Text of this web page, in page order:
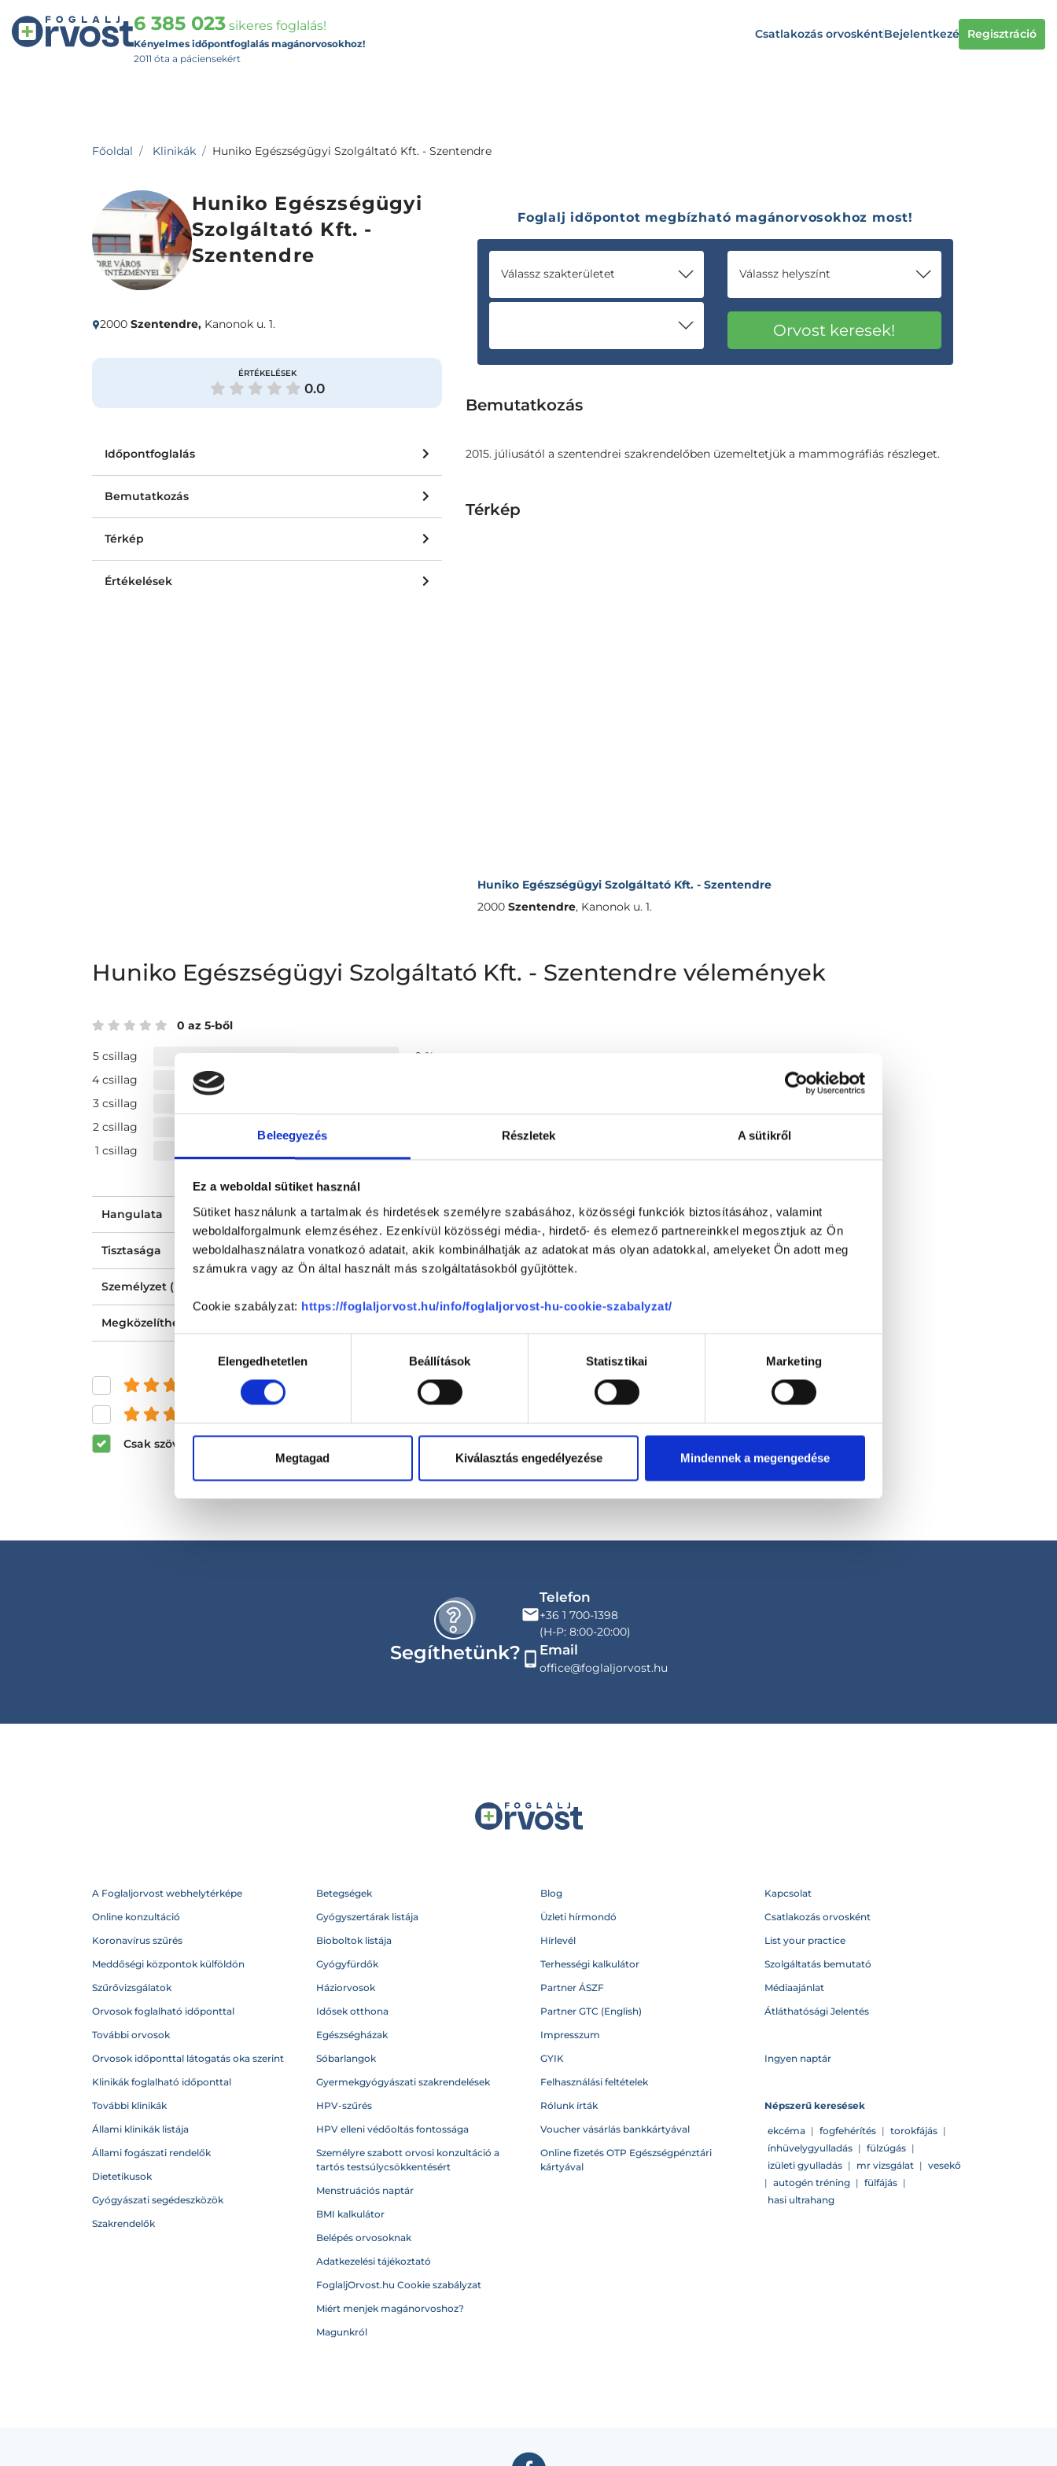
Beleegyezés Részletek A sütikről
Ez a weboldal sütiket használ
Sütiket használunk a tartalmak és hirdetések személyre szabásához, közösségi funkciók biztosításához, valamint
weboldalforgalmunk elemzéséhez. Ezenkívül közösségi média-, hirdető- és elemező partnereinkkel megosztjuk az Ön
weboldalhasználatra vonatkozó adatait, akik kombinálhatják az adatokat más olyan adatokkal, amelyeket Ön adott meg
számukra vagy az Ön által használt más szolgáltatásokból gyűjtöttek.
Cookie szabályzat: https://foglaljorvost.hu/info/foglaljorvost-hu-cookie-szabalyzat/
Hozzájárulás
kiválasztásaElengedhetetlen Beállítások Statisztikai Marketing
Megtagad Kiválasztás engedélyezése Mindennek a megengedése
6 385 023 sikeres foglalás!
Kényelmes időpontfoglalás magánorvosokhoz!
2011 óta a páciensekért
Csatlakozás orvoskéntBejelentkezés Regisztráció
Főoldal Klinikák Huniko Egészségügyi Szolgáltató Kft. - Szentendre
Huniko Egészségügyi
Szolgáltató Kft. -
Szentendre
ÉRTÉKELÉSEK
0.0
2000 Szentendre, Kanonok u. 1.
Időpontfoglalás
Bemutatkozás
Térkép
Értékelések
Foglalj időpontot megbízható magánorvosokhoz most!
Válassz szakterületet Válassz helyszínt
Bemutatkozás
2015. júliusától a szentendrei szakrendelőben üzemeltetjük a mammográfiás részleget.
Térkép
Huniko Egészségügyi Szolgáltató Kft. - Szentendre
2000 Szentendre, Kanonok u. 1.
Huniko Egészségügyi Szolgáltató Kft. - Szentendre vélemények
0 az 5-ből
5 csillag
0 %
4 csillag
3 csillag
2 csillag
1 csillag
Hangulata -
Tisztasága -
Személyzet (recepció, nővér, asszisztens) hozzáállása
Megközelíthetősége
és felette
Csak szöveges értékelések megjelenítése
Segíthetünk?
Telefon
+36 1 700-1398
(H-P: 8:00-20:00)
Email
office@foglaljorvost.hu
A Foglaljorvost webhelytérképe
Online konzultáció
Koronavírus szűrés
Meddőségi központok külföldön
Szűrővizsgálatok
Orvosok foglalható időponttal
További orvosok
Orvosok időponttal látogatás oka szerint
Klinikák foglalható időponttal
További klinikák
Állami klinikák listája
Állami fogászati rendelők
Dietetikusok
Gyógyászati segédeszközök
Szakrendelők
Betegségek
Gyógyszertárak listája
Bioboltok listája
Gyógyfürdők
Háziorvosok
Idősek otthona
Egészségházak
Sóbarlangok
Gyermekgyógyászati szakrendelések
HPV-szűrés
HPV elleni védőoltás fontossága
Személyre szabott orvosi konzultáció a
tartós testsúlycsökkentésért
Menstruációs naptár
BMI kalkulátor
Belépés orvosoknak
Adatkezelési tájékoztató
FoglaljOrvost.hu Cookie szabályzat
Miért menjek magánorvoshoz?
Magunkról
Blog
Üzleti hírmondó
Hírlevél
Terhességi kalkulátor
Partner ÁSZF
Partner GTC (English)
Impresszum
GYIK
Felhasználási feltételek
Rólunk írták
Voucher vásárlás bankkártyával
Online fizetés OTP Egészségpénztári
kártyával
Kapcsolat
Csatlakozás orvosként
List your practice
Szolgáltatás bemutató
Médiaajánlat
Átláthatósági Jelentés
Ingyen naptár
Népszerű keresések
ekcéma | fogfehérítés | torokfájás |
ínhüvelygyulladás | fülzúgás |
izületi gyulladás | mr vizsgálat | vesekő
| autogén tréning | fülfájás |
hasi ultrahang